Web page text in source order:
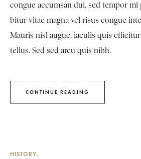
congue accumsan dui, sed tempor mi
bitur vitae magna vel risus congue
Mauris nisl augue, iaculis quis efficitur
tellus. Sed sed arcu quis nibh.
CONTINUE READING
HISTORY